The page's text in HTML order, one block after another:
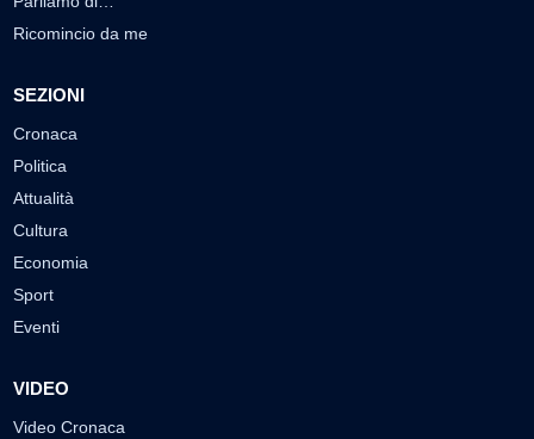
Ricomincio da me
SEZIONI
Cronaca
Politica
Attualità
Cultura
Economia
Sport
Eventi
VIDEO
Video Cronaca